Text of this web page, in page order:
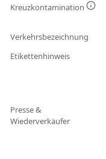
Kreuzkontamination
Verkehrsbezeichnung
Etikettenhinweis
Presse &
Wiederverkäufer